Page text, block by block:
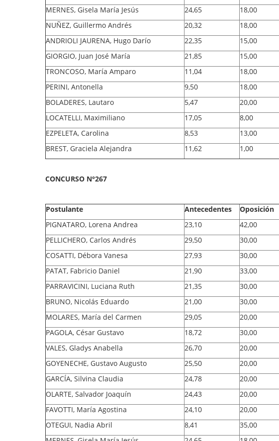
MERNES, Gisela María Jesús
24,65 18,00
NUÑEZ, Guillermo Andrés
20,32 18,00
ANDRIOLI JAURENA, Hugo Darío
22,35 15,00
GIORGIO, Juan José María
21,85 15,00
TRONCOSO, María Amparo
11,04 18,00
PERINI, Antonella
9,50 18,00
BOLADERES, Lautaro
5,47 20,00
LOCATELLI, Maximiliano
17,05 8,00
EZPELETA, Carolina
8,53 13,00
BREST, Graciela Alejandra
11,62 1,00
CONCURSO N°267
Postulante Antecedentes Oposición
PIGNATARO, Lorena Andrea
23,10 42,00
PELLICHERO, Carlos Andrés
29,50 30,00
COSATTI, Débora Vanesa
27,93 30,00
PATAT, Fabricio Daniel
21,90 33,00
PARRAVICINI, Luciana Ruth
21,35 30,00
BRUNO, Nicolás Eduardo
21,00 30,00
MOLARES, María del Carmen
29,05 20,00
PAGOLA, César Gustavo
18,72 30,00
VALES, Gladys Anabella
26,70 20,00
GOYENECHE, Gustavo Augusto
25,50 20,00
GARCÍA, Silvina Claudia
24,78 20,00
OLARTE, Salvador Joaquín
24,43 20,00
FAVOTTI, María Agostina
24,10 20,00
OTEGUI, Nadia Abril
8,41 35,00